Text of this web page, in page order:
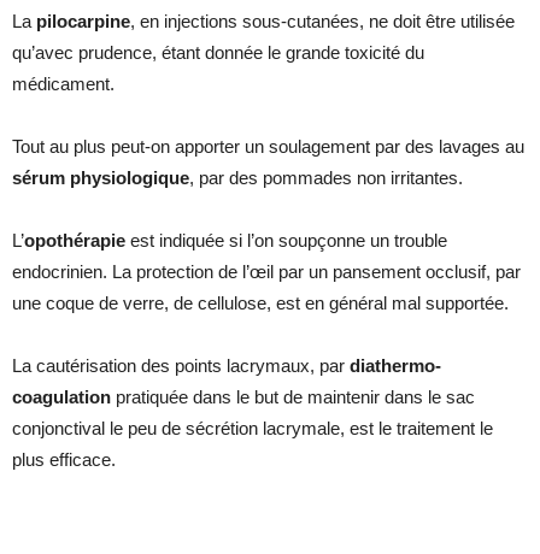
La pilocarpine, en injections sous-cutanées, ne doit être utilisée
qu’avec prudence, étant donnée le grande toxicité du
médicament.
Tout au plus peut-on apporter un soulagement par des lavages au
sérum physiologique, par des pommades non irritantes.
L’opothérapie est indiquée si l’on soupçonne un trouble
endocrinien. La protection de l’œil par un pansement occlusif, par
une coque de verre, de cellulose, est en général mal supportée.
La cautérisation des points lacrymaux, par diathermo-
coagulation pratiquée dans le but de maintenir dans le sac
conjonctival le peu de sécrétion lacrymale, est le traitement le
plus efficace.